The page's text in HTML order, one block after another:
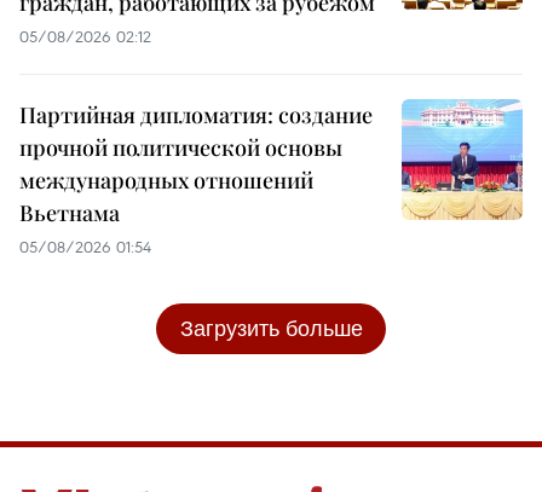
05/08/2026 02:12
Партийная дипломатия: создание
прочной политической основы
международных отношений
Вьетнама
05/08/2026 01:54
Загрузить больше